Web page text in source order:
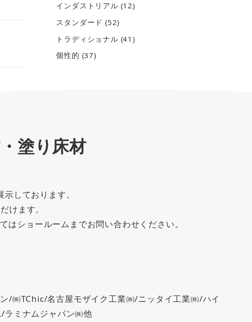
インダストリアル (12)
スタンダード (52)
トラディショナル (41)
個性的 (37)
塗り床材
しております。
けます。
ショールームまでお問い合わせください。
/㈱TChic/名古屋モザイク工業㈱/ニッタイ工業㈱/ハイ
ミナムジャパン㈱他